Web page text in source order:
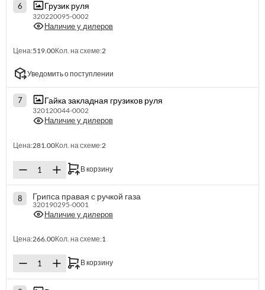
6 Грузик руля
320220095-0002
Наличие у дилеров
Цена:519.00Кол. на схеме:2
Уведомить о поступлении
7 Гайка закладная грузиков руля
320120044-0002
Наличие у дилеров
Цена:281.00Кол. на схеме:2
В корзину
8 Грипса правая с ручкой газа
320190295-0001
Наличие у дилеров
Цена:266.00Кол. на схеме:1
В корзину